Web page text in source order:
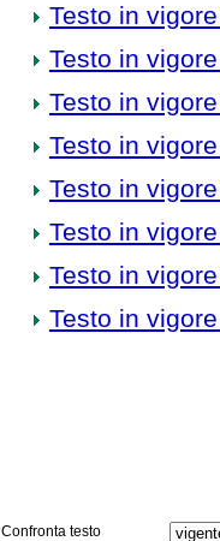
Testo in
Testo in
Testo in
Testo in
Testo in
Testo in
Testo in
Testo in
Confronta testo